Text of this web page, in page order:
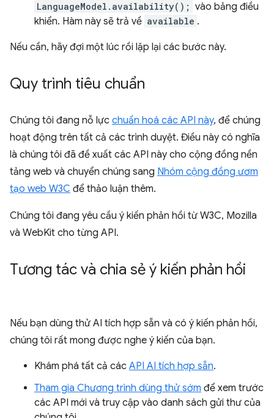
LanguageModel.availability(); vào bảng điều
khiển. Hàm này sẽ trả về available .
Nếu cần, hãy đợi một lúc rồi lặp lại các bước này.
Quy trình tiêu chuẩn
Chúng tôi đang nỗ lực chuẩn hoá các API này, để chúng
hoạt động trên tất cả các trình duyệt. Điều này có nghĩa
là chúng tôi đã đề xuất các API này cho cộng đồng nền
tảng web và chuyển chúng sang Nhóm cộng đồng ươm
tạo web W3C để thảo luận thêm.
Chúng tôi đang yêu cầu ý kiến phản hồi từ W3C, Mozilla
và WebKit cho từng API.
Tương tác và chia sẻ ý kiến phản hồi
Nếu bạn dùng thử AI tích hợp sẵn và có ý kiến phản hồi,
chúng tôi rất mong được nghe ý kiến của bạn.
Khám phá tất cả các API AI tích hợp sẵn.
Tham gia Chương trình dùng thử sớm để xem trước
các API mới và truy cập vào danh sách gửi thư của